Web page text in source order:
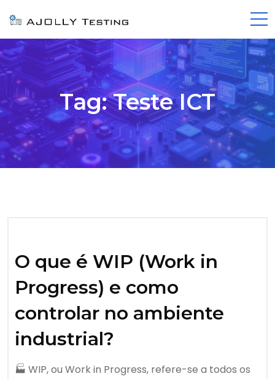
Tag:Teste ICT
O que é WIP (Work in
Progress) e como
controlar no ambiente
industrial?
🏭 WIP, ou Work in Progress, refere-se a todos os